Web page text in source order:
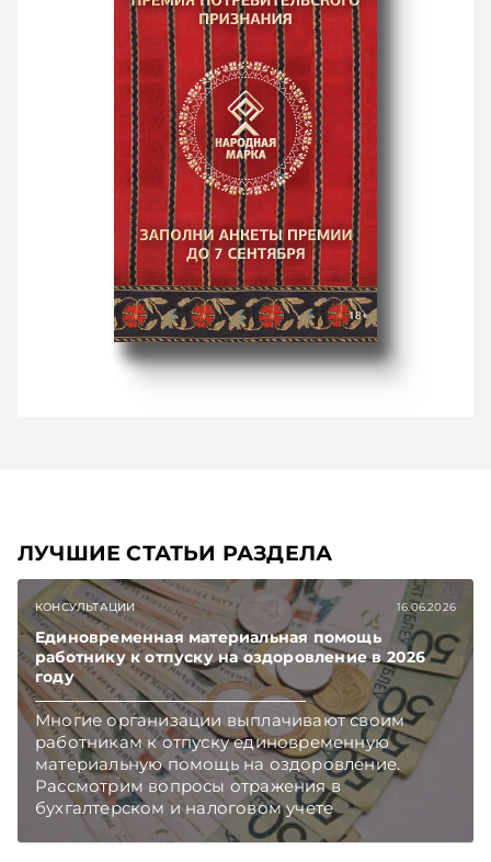
ЛУЧШИЕ СТАТЬИ РАЗДЕЛА
КОНСУЛЬТАЦИИ 16.06.2026
Единовременная материальная помощь
работнику к отпуску на оздоровление в 2026
году
Многие организации выплачивают своим
работникам к отпуску единовременную
материальную помощь на оздоровление.
Рассмотрим вопросы отражения в
бухгалтерском и налоговом учете
хозяйственных операций по начислению и